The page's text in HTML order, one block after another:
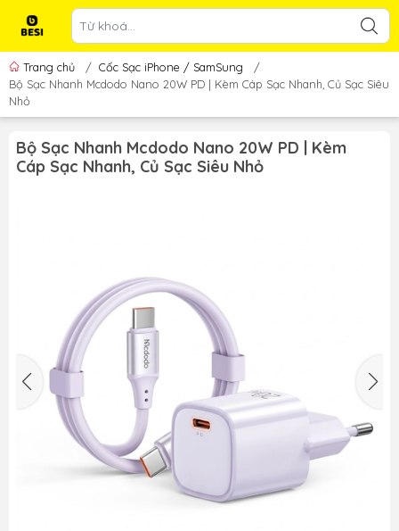
Trang chủ / Cốc Sạc iPhone / SamSung
/
Bộ Sạc Nhanh Mcdodo Nano 20W PD | Kèm Cáp Sạc Nhanh, Củ Sạc Siêu
Nhỏ
Bộ Sạc Nhanh Mcdodo Nano 20W PD | Kèm
Cáp Sạc Nhanh, Củ Sạc Siêu Nhỏ